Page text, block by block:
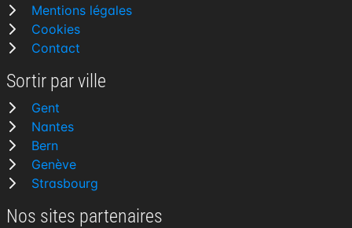
Mentions légales
Cookies
Contact
Sortir par ville
Gent
Nantes
Bern
Genève
Strasbourg
Nos sites partenaires